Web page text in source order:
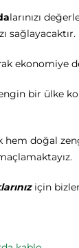
larınızı
sağlayacaktır.
ekonomiye
bir ülke
hem doğal
için